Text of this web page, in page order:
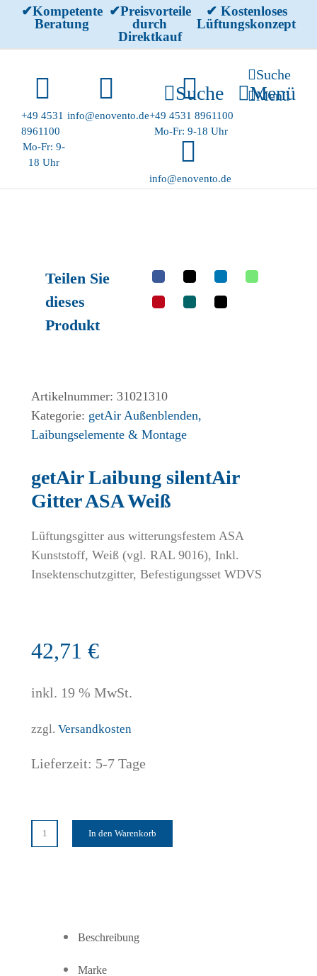
Skip
content
✔Kompetente
Beratung
✔Preisvorteile
durch
Direktkauf
✔ Kostenloses
Lüftungskonzept
+49 4531
8961100
Mo-Fr: 9-
18 Uhr
info@enovento.de+49 4531 8961100
Mo-Fr: 9-18 Uhr
info@enovento.de
Suche
Menü
Menü
Suche
Teilen Sie
dieses
Produkt
Artikelnummer: 31021310
Kategorie: getAir Außenblenden,
Laibungselemente & Montage
getAir Laibung silentAir
Gitter ASA Weiß
Lüftungsgitter aus witterungsfestem ASA
Kunststoff, Weiß (vgl. RAL 9016), Inkl.
Insektenschutzgitter, Befestigungsset WDVS
42,71€
inkl. 19 % MwSt.
zzgl.Versandkosten
Lieferzeit: 5-7 Tage
Menge
In den Warenkorb
Beschreibung
Marke